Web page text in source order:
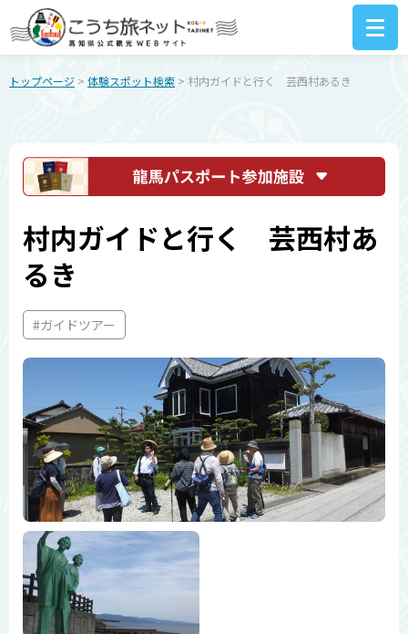
トップページ > 体験スポット検索 > 村内ガイドと行く 芸西村あるき
村内ガイドと行く 芸西村あ
るき
#ガイドツアー